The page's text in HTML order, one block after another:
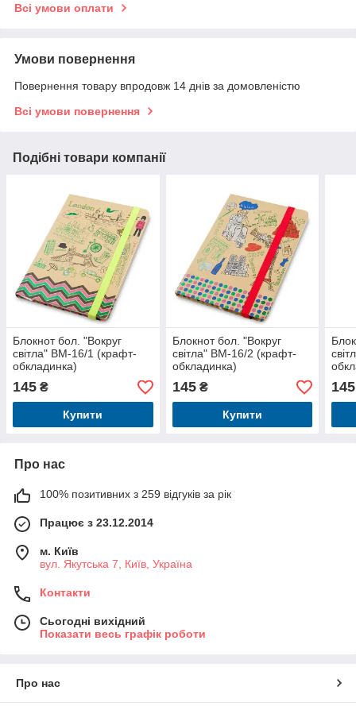
Всі умови оплати
Умови повернення
Повернення товару впродовж 14 днів за домовленістю
Всі умови повернення
Подібні товари компанії
Блокнот бол. "Вокруг
світла" BM-16/1 (крафт-
обкладинка)
145 ₴
Купити
Блокнот бол. "Вокруг
світла" BM-16/2 (крафт-
обкладинка)
145₴
Купити
145
Про нас
100% позитивних з 259 відгуків за рік
Працює з 23.12.2014
м. Київ
вул. Якутська 7, Київ, Україна
Контакти
Сьогодні вихідний
Показати весь графік роботи
Про нас